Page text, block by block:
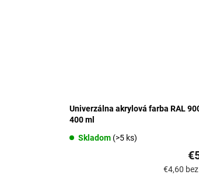
Univerzálna akrylová farba RAL
400 ml
Skladom (>5 ks)
€4,60